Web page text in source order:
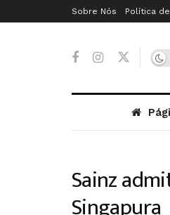
Sobre Nós Política
Sainz